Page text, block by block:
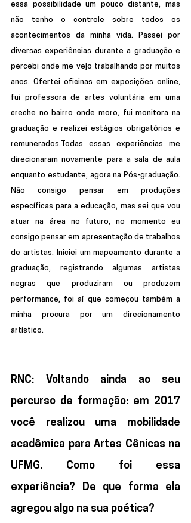
essa possibilidade um pouco distante, mas
não tenho o controle sobre todos os
acontecimentos da minha vida. Passei por
diversas experiências durante a graduação e
percebi onde me vejo trabalhando por muitos
anos. Ofertei oficinas em exposições online,
fui professora de artes voluntária em uma
creche no bairro onde moro, fui monitora na
graduação e realizei estágios obrigatórios e
remunerados.Todas essas experiências me
direcionaram novamente para a sala de aula
enquanto estudante, agora na Pós-graduação.
Não consigo pensar em produções
específicas para a educação, mas sei que vou
atuar na área no futuro, no momento eu
consigo pensar em apresentação de trabalhos
de artistas. Iniciei um mapeamento durante a
graduação, registrando algumas artistas
negras que produziram ou produzem
performance, foi aí que começou também a
minha procura por um direcionamento
artístico.
RNC: Voltando ainda ao seu
percurso de formação: em 2017
você realizou uma mobilidade
acadêmica para Artes Cênicas na
UFMG. Como foi essa
experiência? De que forma ela
agregou algo na sua poética?